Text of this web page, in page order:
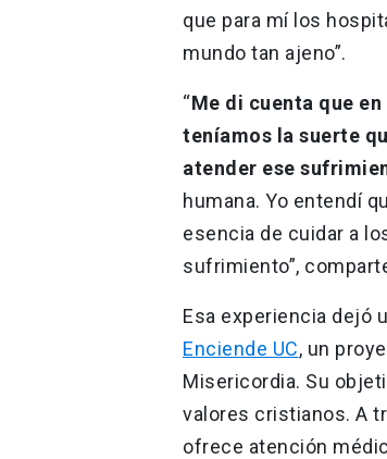
que para mí los
mundo tan ajeno”.
“Me di cuenta que
teníamos la suerte
atender ese
humana. Yo entendí
esencia de cuidar a
sufrimiento”,
Esa experiencia dejó
Enciende UC, un
Misericordia. Su
valores cristianos. A
ofrece atención